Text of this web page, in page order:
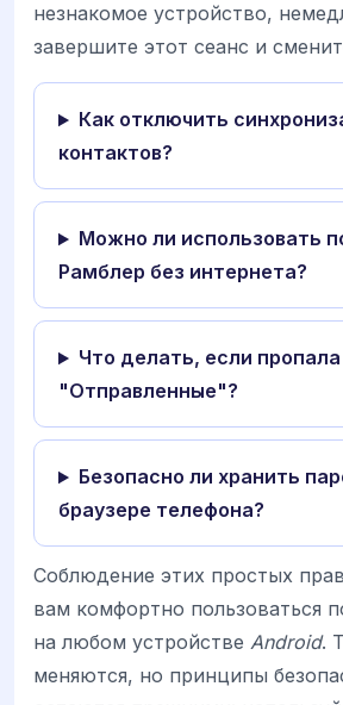
незнакомое устройство,
завершите этот сеанс и
Как отключить
контактов?
Можно ли использовать
Рамблер без интернета?
Что делать, если
"Отправленные"?
Безопасно ли хранить
браузере телефона?
Соблюдение этих простых
вам комфортно пользоваться
на любом устройстве Android.
меняются, но принципы